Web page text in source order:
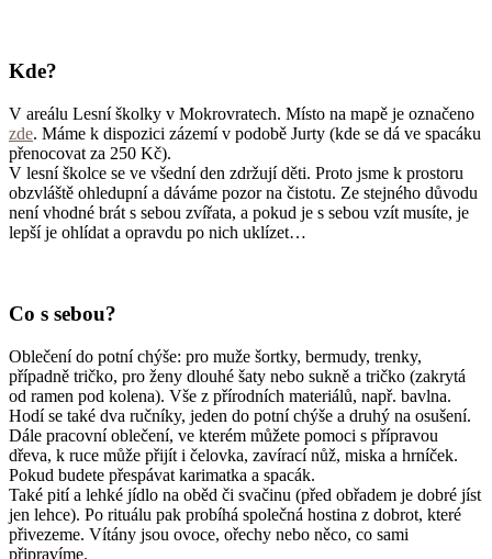
Kde?
V areálu Lesní školky v Mokrovratech. Místo na mapě je označeno
zde. Máme k dispozici zázemí v podobě Jurty (kde se dá ve spacáku
přenocovat za 250 Kč).
V lesní školce se ve všední den zdržují děti. Proto jsme k prostoru
obzvláště ohledupní a dáváme pozor na čistotu. Ze stejného důvodu
není vhodné brát s sebou zvířata, a pokud je s sebou vzít musíte, je
lepší je ohlídat a opravdu po nich uklízet…
Co s sebou?
Oblečení do potní chýše: pro muže šortky, bermudy, trenky,
případně tričko, pro ženy dlouhé šaty nebo sukně a tričko (zakrytá
od ramen pod kolena). Vše z přírodních materiálů, např. bavlna.
Hodí se také dva ručníky, jeden do potní chýše a druhý na osušení.
Dále pracovní oblečení, ve kterém můžete pomoci s přípravou
dřeva, k ruce může přijít i čelovka, zavírací nůž, miska a hrníček.
Pokud budete přespávat karimatka a spacák.
Také pití a lehké jídlo na oběd či svačinu (před obřadem je dobré jíst
jen lehce). Po rituálu pak probíhá společná hostina z dobrot, které
přivezeme. Vítány jsou ovoce, ořechy nebo něco, co sami
připravíme.